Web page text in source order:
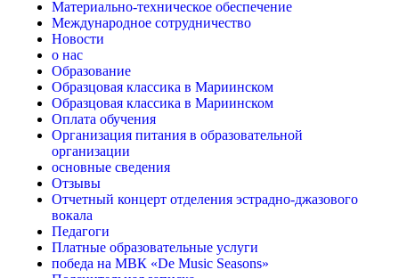
Материально-техническое обеспечение
Международное сотрудничество
Новости
о нас
Образование
Образцовая классика в Мариинском
Образцовая классика в Мариинском
Оплата обучения
Организация питания в образовательной
организации
основные сведения
Отзывы
Отчетный концерт отделения эстрадно-джазового
вокала
Педагоги
Платные образовательные услуги
победа на МВК «De Music Seasons»